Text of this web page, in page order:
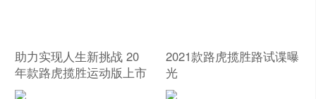
助力实现人生新挑战 20
年款路虎揽胜运动版上市
2021款路虎揽胜路试谍曝
光